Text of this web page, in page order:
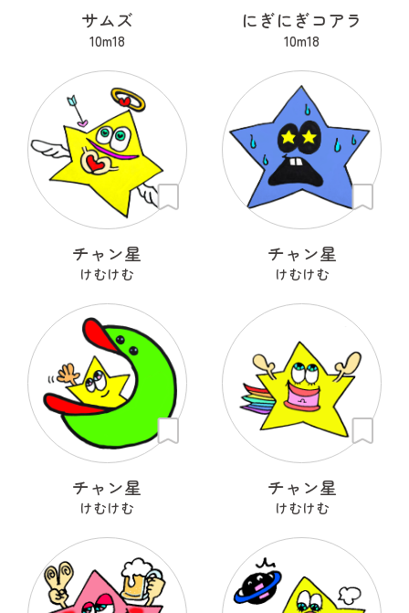
サムズ
10m18
にぎにぎコアラ
10m18
チャン星
けむけむ
チャン星
けむけむ
チャン星
けむけむ
チャン星
けむけむ